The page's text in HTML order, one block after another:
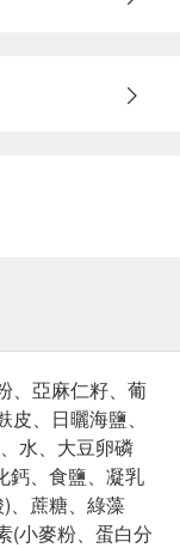
、亞麻仁籽、葡
、日曬海鹽、
水、大豆卵磷
鈣、食鹽、凝乳
、蔗糖、綠藻
(小麥粉、蛋白分